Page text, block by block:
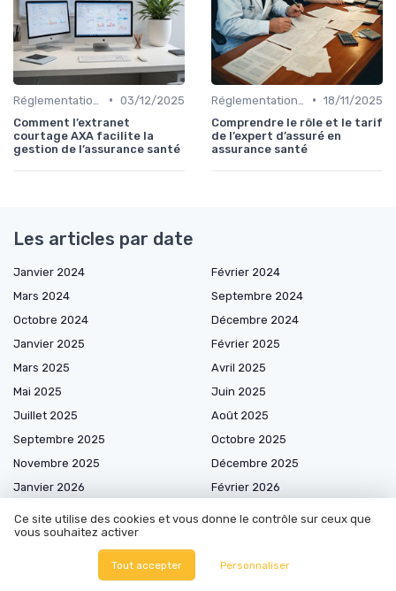
• 03/12/2025
Comment l’extranet
courtage AXA facilite la
gestion de l’assurance santé
• 18/11/2025
Comprendre le rôle et le tarif
de l’expert d’assuré en
assurance santé
Les articles par date
Janvier 2024
Février 2024
Mars 2024
Septembre 2024
Octobre 2024
Décembre 2024
Janvier 2025
Février 2025
Mars 2025
Avril 2025
Mai 2025
Juin 2025
Juillet 2025
Août 2025
Septembre 2025
Octobre 2025
Novembre 2025
Décembre 2025
Janvier 2026
Février 2026
Mai 2026
Ce site utilise des cookies et vous donne le contrôle sur ceux que
vous souhaitez activer
Tout accepter Personnaliser